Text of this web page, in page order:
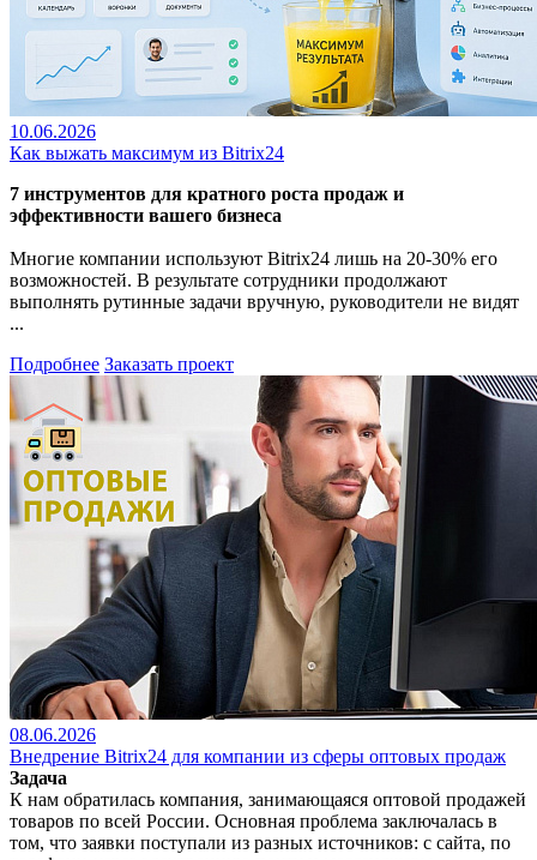
10.06.2026
Как выжать максимум из Bitrix24
7 инструментов для кратного роста продаж и
эффективности вашего бизнеса
Многие компании используют Bitrix24 лишь на 20-30% его
возможностей. В результате сотрудники продолжают
выполнять рутинные задачи вручную, руководители не видят
...
Подробнее Заказать проект
08.06.2026
Внедрение Bitrix24 для компании из сферы оптовых продаж
Задача
К нам обратилась компания, занимающаяся оптовой продажей
товаров по всей России. Основная проблема заключалась в
том, что заявки поступали из разных источников: с сайта, по